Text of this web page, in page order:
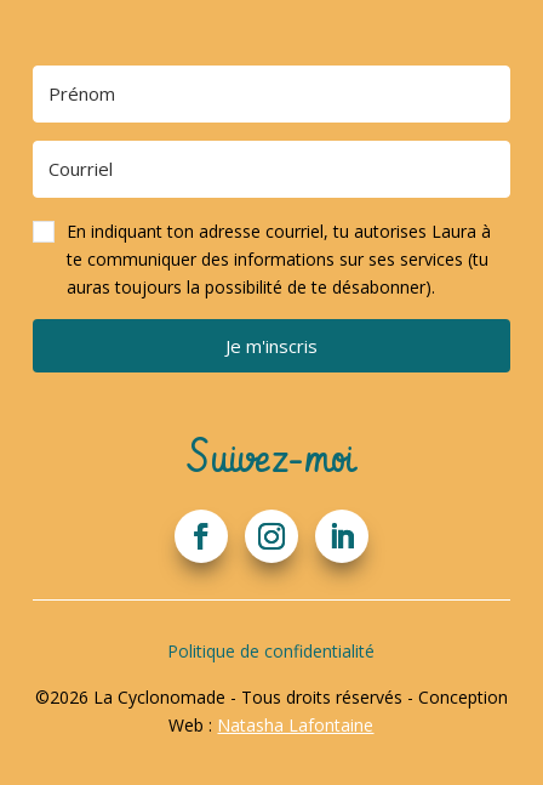
En indiquant ton adresse courriel, tu autorises Laura à
te communiquer des informations sur ses services (tu
auras toujours la possibilité de te désabonner).
Je m'inscris
Suivez-moi
Politique de confidentialité
©2026 La Cyclonomade - Tous droits réservés - Conception
Web : Natasha Lafontaine